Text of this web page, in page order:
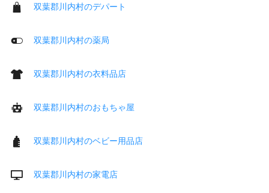
双葉郡川内村のデパート
双葉郡川内村の薬局
双葉郡川内村の衣料品店
双葉郡川内村のおもちゃ屋
双葉郡川内村のベビー用品店
双葉郡川内村の家電店